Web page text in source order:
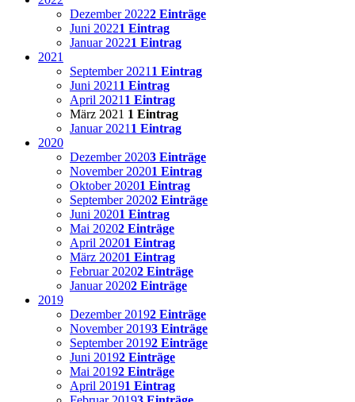
Dezember 20222 Einträge
Juni 20221 Eintrag
Januar 20221 Eintrag
2021
September 2021 1 Eintrag
Juni 2021 1 Eintrag
April 2021 1 Eintrag
März 2021 1 Eintrag
Januar 2021 1 Eintrag
2020
Dezember 20203 Einträge
November 20201 Eintrag
Oktober 20201 Eintrag
September 20202 Einträge
Juni 20201 Eintrag
Mai 20202 Einträge
April 20201 Eintrag
März 20201 Eintrag
Februar 20202 Einträge
Januar 20202 Einträge
2019
Dezember 20192 Einträge
November 20193 Einträge
September 20192 Einträge
Juni 20192 Einträge
Mai 20192 Einträge
April 20191 Eintrag